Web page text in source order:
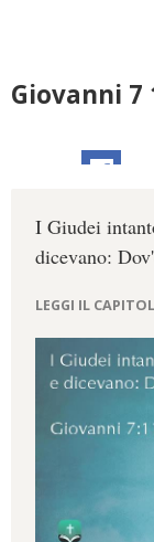
Giovanni 7
I Giudei
dicevano:
LEGGI IL